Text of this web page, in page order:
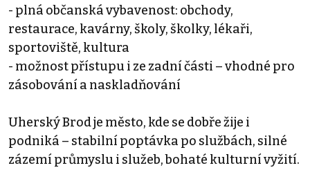
- plná občanská vybavenost: obchody,
restaurace, kavárny, školy, školky, lékaři,
sportoviště, kultura
- možnost přístupu i ze zadní části – vhodné pro
zásobování a naskladňování
Uherský Brod je město, kde se dobře žije i
podniká – stabilní poptávka po službách, silné
zázemí průmyslu i služeb, bohaté kulturní vyžití.